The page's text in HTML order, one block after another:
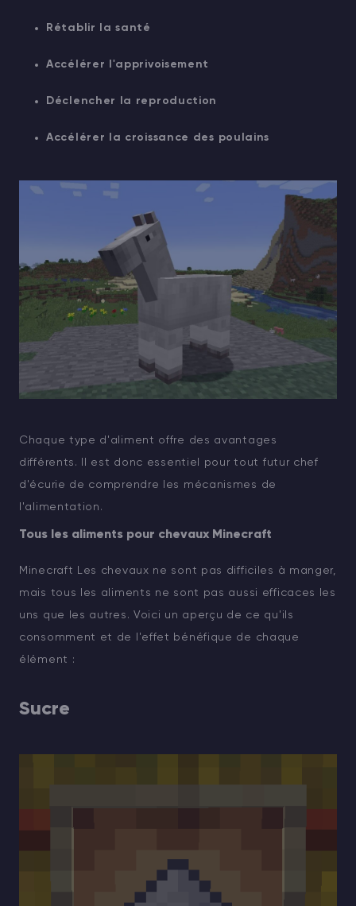
Rétablir la santé
Accélérer l'apprivoisement
Déclencher la reproduction
Accélérer la croissance des poulains
Chaque type d'aliment offre des avantages
différents. Il est donc essentiel pour tout futur chef
d'écurie de comprendre les mécanismes de
l'alimentation.
Tous les aliments pour chevaux Minecraft
Minecraft Les chevaux ne sont pas difficiles à manger,
mais tous les aliments ne sont pas aussi efficaces les
uns que les autres. Voici un aperçu de ce qu'ils
consomment et de l'effet bénéfique de chaque
élément :
Sucre